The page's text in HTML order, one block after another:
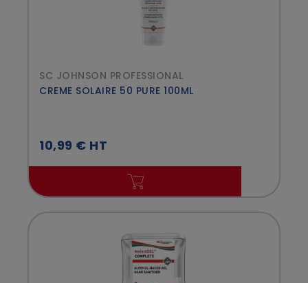
SC JOHNSON PROFESSIONAL
CREME SOLAIRE 50 PURE 100ML
10,99 € HT